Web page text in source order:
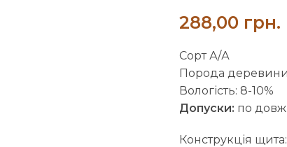
грн.
Сорт А/А
Порода
Вологість: 8-10%
Допуски: по
Конструкція щита: